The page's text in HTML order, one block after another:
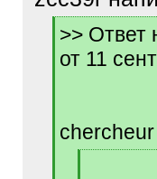
[
]
>> Ответ
от 11